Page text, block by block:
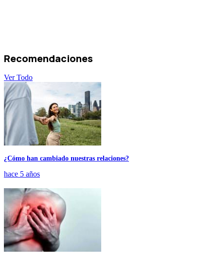
Recomendaciones
Ver Todo
¿Cómo han cambiado nuestras relaciones?
hace 5 años